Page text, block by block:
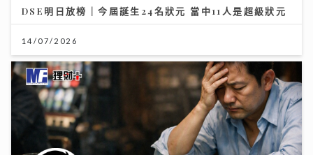
DSE明日放榜｜今屆誕生24名狀元 當中11人是超級狀元
14/07/2026